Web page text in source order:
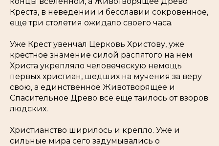
Креста, в неведении и бесславии сокровенное,
еще три столетия ожидало своего часа.
Уже Крест увенчал Церковь Христову, уже
крестное знамение силой распятого на нем
Христа укрепляло человеческую немощь
первых христиан, шедших на мучения за веру
свою, а единственное Животворящее и
Спасительное Древо все еще таилось от взоров
людских.
Христианство ширилось и крепло. Уже и
сильные мира сего задумывались о